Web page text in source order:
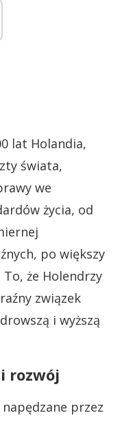
lat Holandia,
świata,
we
życia, od
po większy
że Holendrzy
związek
i wyższą
rozwój
przez